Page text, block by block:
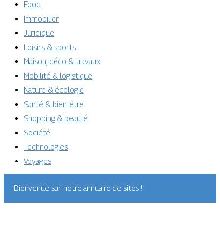
Food
Immobilier
Juridique
Loisirs & sports
Maison, déco & travaux
Mobilité & logistique
Nature & écologie
Santé & bien-être
Shopping & beauté
Société
Technologies
Voyages
Bienvenue sur notre annuaire de sites !